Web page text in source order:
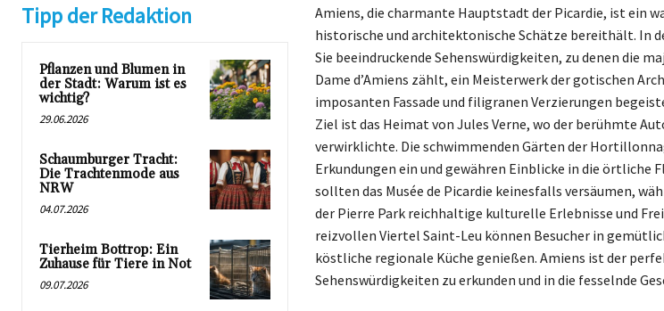
Tipp der Redaktion
Pflanzen und Blumen in
der Stadt: Warum ist es
wichtig?
29.06.2026
Schaumburger Tracht:
Die Trachtenmode aus
NRW
04.07.2026
Tierheim Bottrop: Ein
Zuhause für Tiere in Not
09.07.2026
Amiens, die charmante Hauptstadt der Picardie, ist ein
historische und architektonische Schätze bereithält. In
Sie beeindruckende Sehenswürdigkeiten, zu denen die
Dame d’Amiens zählt, ein Meisterwerk der gotischen
imposanten Fassade und filigranen Verzierungen
Ziel ist das Heimat von Jules Verne, wo der berühmte
verwirklichte. Die schwimmenden Gärten der
Erkundungen ein und gewähren Einblicke in die örtliche
sollten das Musée de Picardie keinesfalls versäumen,
der Pierre Park reichhaltige kulturelle Erlebnisse und
reizvollen Viertel Saint-Leu können Besucher in
köstliche regionale Küche genießen. Amiens ist der
Sehenswürdigkeiten zu erkunden und in die fesselnde